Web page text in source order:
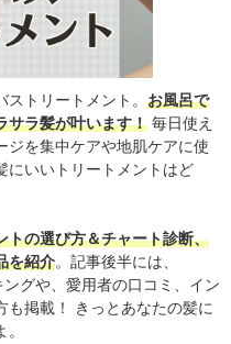
トリートメント。 お風呂で
サラ髪が叶います！ 毎日使え
ジを集中ケアや地肌ケアに使
にいいトリートメントはど
トの選び方＆チャート診断、
を紹介。記事後半には、
グや、愛用者の口コミ、イン
も掲載！ きっとあなたの髪に